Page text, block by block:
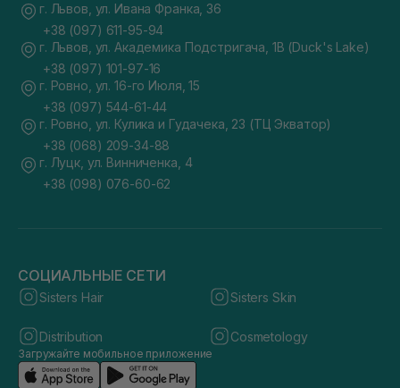
г. Львов, ул. Ивана Франка, 36
+38 (097) 611-95-94
г. Львов, ул. Академика Подстригача, 1В (Duck's Lake)
+38 (097) 101-97-16
г. Ровно, ул. 16-го Июля, 15
+38 (097) 544-61-44
г. Ровно, ул. Кулика и Гудачека, 23 (ТЦ Экватор)
+38 (068) 209-34-88
г. Луцк, ул. Винниченка, 4
+38 (098) 076-60-62
СОЦИАЛЬНЫЕ СЕТИ
Sisters Hair Sisters Skin
Distribution Cosmetology
Загружайте мобильное приложение